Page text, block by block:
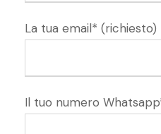
La tua email* (richiesto)
Il tuo numero